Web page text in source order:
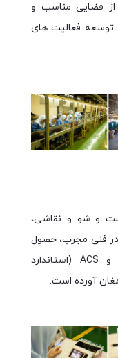
از فضایی مناسب و
توسعه فعالیت های
و شو و نقاشی،
فنی مجرب، حصول
استانداردهای CE ، ISO 10004:2010 و ACS (استاندارد
آورده است.